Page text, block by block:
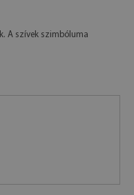
A szívek szimbóluma